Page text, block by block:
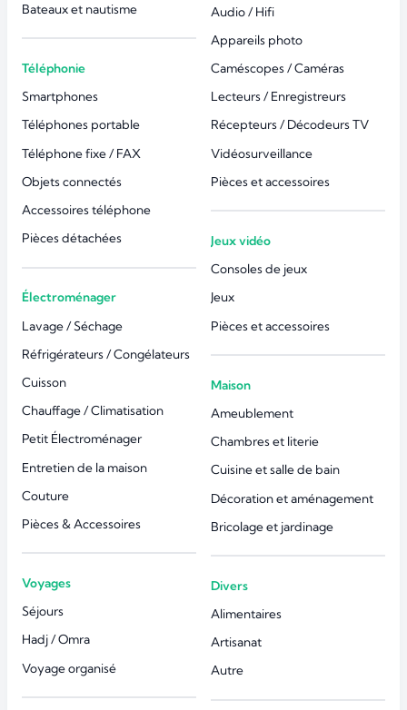
Bateaux et nautisme
Téléphonie
Smartphones
Téléphones portable
Téléphone fixe / FAX
Objets connectés
Accessoires téléphone
Pièces détachées
Électroménager
Lavage / Séchage
Réfrigérateurs / Congélateurs
Cuisson
Chauffage / Climatisation
Petit Électroménager
Entretien de la maison
Couture
Pièces & Accessoires
Voyages
Séjours
Hadj / Omra
Voyage organisé
Audio / Hifi
Appareils photo
Caméscopes / Caméras
Lecteurs / Enregistreurs
Récepteurs / Décodeurs TV
Vidéosurveillance
Pièces et accessoires
Jeux vidéo
Consoles de jeux
Jeux
Pièces et accessoires
Maison
Ameublement
Chambres et literie
Cuisine et salle de bain
Décoration et aménagement
Bricolage et jardinage
Divers
Alimentaires
Artisanat
Autre